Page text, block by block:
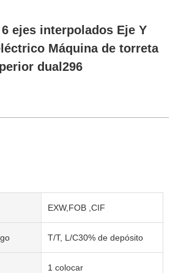
6 ejes interpolados Eje Y
Máquina de torreta
dual296
EXW,FOB ,CIF
T/T, L/C30% de depósito
1 colocar